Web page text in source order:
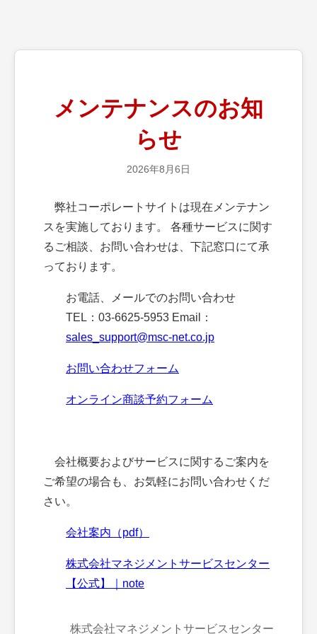
メンテナンスのお知
らせ
2026年8月6日
弊社コーポレートサイトは現在メンテナン
スを実施しております。 各種サービスに関す
るご相談、お問い合わせは、下記窓口にて承
っております。
お電話、メールでのお問い合わせ
TEL：03-6625-5953 Email：
sales_support@msc-net.co.jp
お問い合わせフォーム
オンライン商談予約フォーム
会社概要およびサービスに関するご案内を
ご希望の場合も、お気軽にお問い合わせくだ
さい。
会社案内（pdf）
株式会社マネジメントサービスセンター
【公式】｜note
株式会社マネジメントサービスセンター